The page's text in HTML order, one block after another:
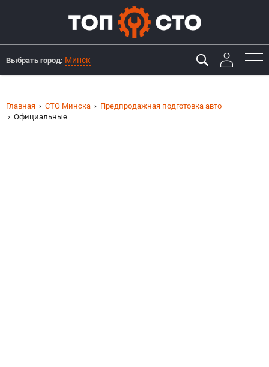
Выбрать город: Минск
Главная СТО Минска
Предпродажная подготовка авто
Официальные